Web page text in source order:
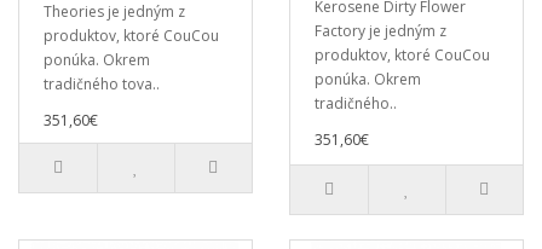
Theories je jedným z
produktov, ktoré CouCou
ponúka. Okrem
tradičného tova..
351,60€
Kerosene Dirty Flower
Factory je jedným z
produktov, ktoré CouCou
ponúka. Okrem
tradičného..
351,60€